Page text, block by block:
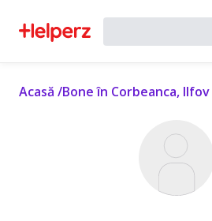
Acasă /Bone în Corbeanca, Ilfov